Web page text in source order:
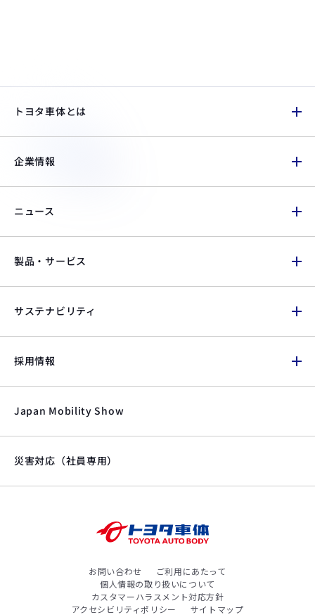
トヨタ車体とは
企業情報
ニュース
製品・サービス
サステナビリティ
採用情報
Japan Mobility Show
災害対応（社員専用）
お問い合わせ
ご利用にあたって
個人情報の取り扱いについて
カスタマーハラスメント対応方針
アクセシビリティポリシー
サイトマップ